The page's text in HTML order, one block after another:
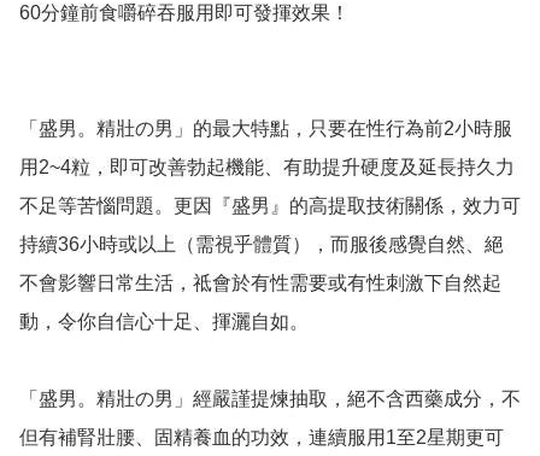
60分鐘前食嚼碎吞服用即可發揮效果！
「盛男。精壯の男」的最大特點，只要在性行為前2小時服
用2~4粒，即可改善勃起機能、有助提升硬度及延長持久力
不足等苦惱問題。更因『盛男』的高提取技術關係，效力可
持續36小時或以上（需視乎體質），而服後感覺自然、絕
不會影響日常生活，祗會於有性需要或有性刺激下自然起
動，令你自信心十足、揮灑自如。
「盛男。精壯の男」經嚴謹提煉抽取，絕不含西藥成分，不
但有補腎壯腰、固精養血的功效，連續服用1至2星期更可